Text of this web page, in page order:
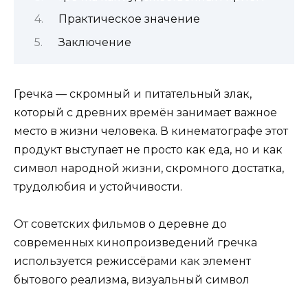
Практическое значение
Заключение
Гречка — скромный и питательный злак,
который с древних времён занимает важное
место в жизни человека. В кинематографе этот
продукт выступает не просто как еда, но и как
символ народной жизни, скромного достатка,
трудолюбия и устойчивости.
От советских фильмов о деревне до
современных кинопроизведений гречка
используется режиссёрами как элемент
бытового реализма, визуальный символ